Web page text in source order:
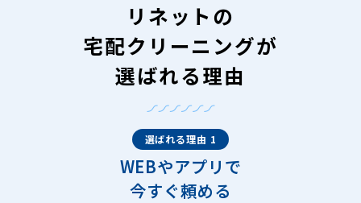
リネットの
宅配クリーニングが
選ばれる理由
選ばれる理由 1
WEBやアプリで
今すぐ頼める